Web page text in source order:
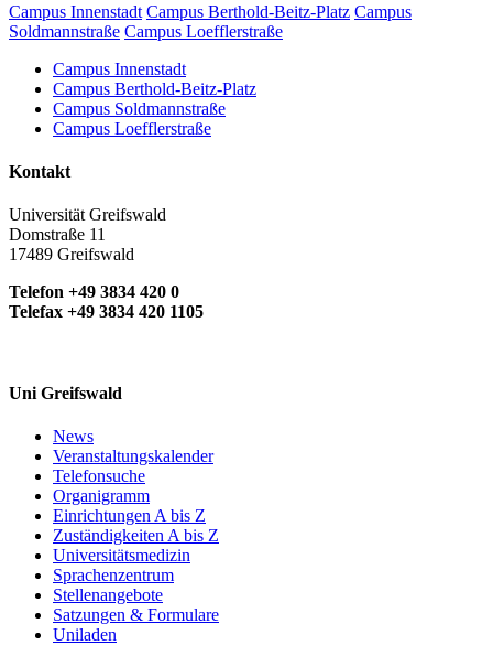
Campus Innenstadt Campus Berthold-Beitz-Platz Campus
Soldmannstraße Campus Loefflerstraße
Campus Innenstadt
Campus Berthold-Beitz-Platz
Campus Soldmannstraße
Campus Loefflerstraße
Kontakt
Universität Greifswald
Domstraße 11
17489 Greifswald
Telefon +49 3834 420 0
Telefax +49 3834 420 1105
Uni Greifswald
News
Veranstaltungskalender
Telefonsuche
Organigramm
Einrichtungen A bis Z
Zuständigkeiten A bis Z
Universitätsmedizin
Sprachenzentrum
Stellenangebote
Satzungen & Formulare
Uniladen